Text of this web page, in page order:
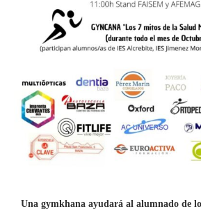
Una gymkhana ayudará al alumnado de